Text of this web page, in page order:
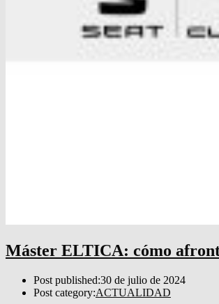
Máster ELTICA: cómo
Post published:30 de julio de 2024
Post category:ACTUALIDAD